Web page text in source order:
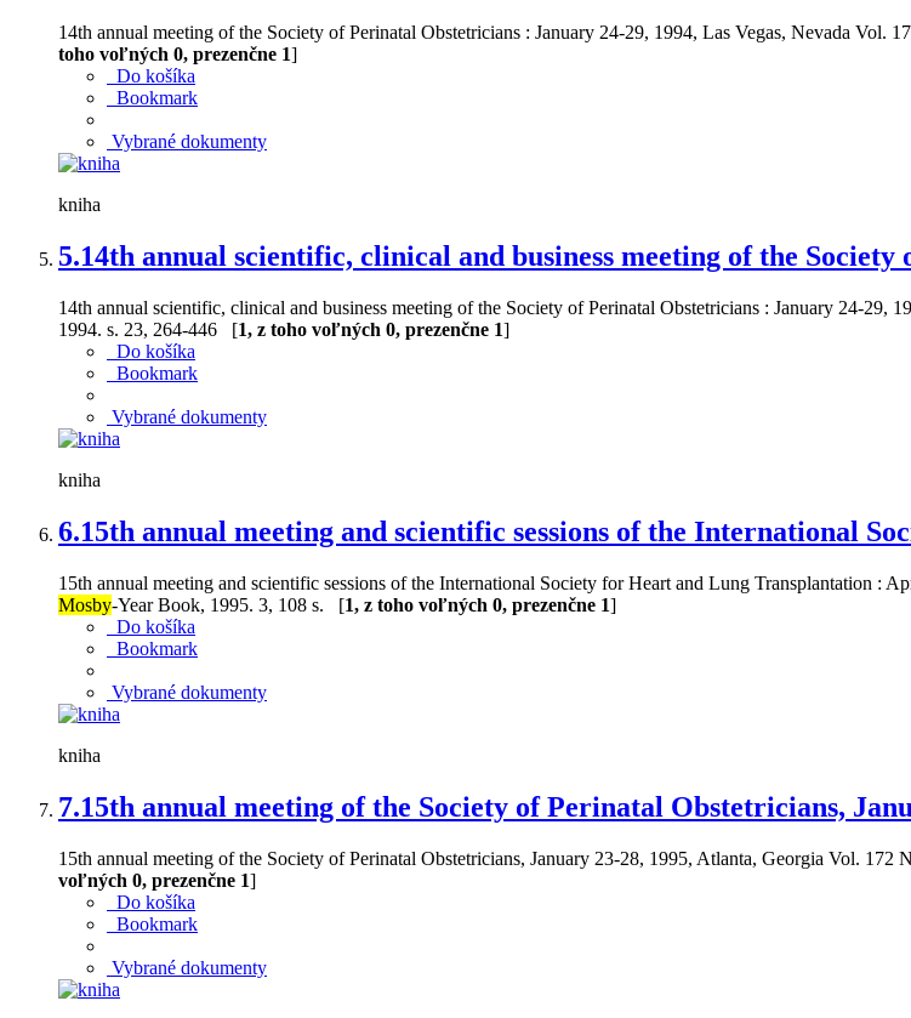
14th annual meeting of the Society of Perinatal Obstetricians : January 24-29, 1994, Las Vegas, Nevada Vol.
toho voľných 0, prezenčne 1]
Do košíka
Bookmark
Vybrané dokumenty
kniha
5.14th annual scientific, clinical and business meeting of the
14th annual scientific, clinical and business meeting of the Society of Perinatal Obstetricians : January 24-29,
1994. s. 23, 264-446 [1, z toho voľných 0, prezenčne 1]
Do košíka
Bookmark
Vybrané dokumenty
kniha
6.15th annual meeting and scientific sessions of the International
15th annual meeting and scientific sessions of the International Society for Heart and Lung Transplantation :
Mosby-Year Book, 1995. 3, 108 s. [1, z toho voľných 0, prezenčne 1]
Do košíka
Bookmark
Vybrané dokumenty
kniha
7.15th annual meeting of the Society of Perinatal Obstetricians,
15th annual meeting of the Society of Perinatal Obstetricians, January 23-28, 1995, Atlanta, Georgia Vol. 172
voľných 0, prezenčne 1]
Do košíka
Bookmark
Vybrané dokumenty